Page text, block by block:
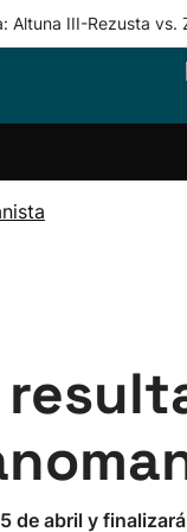
Altuna III-Rezusta vs.
Equipos
abril y